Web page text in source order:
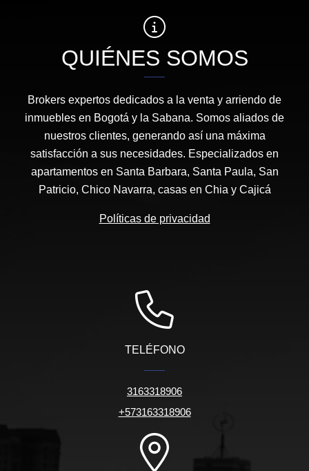
QUIÉNES SOMOS
Brokers expertos dedicados a la venta y arriendo de
inmuebles en Bogotá y la Sabana. Somos aliados de
nuestros clientes, generando así una máxima
satisfacción a sus necesidades. Especializados en
apartamentos en Santa Barbara, Santa Paula, San
Patricio, Chico Navarra, casas en Chia y Cajicá
Políticas de privacidad
TELÉFONO
3163318906
+573163318906